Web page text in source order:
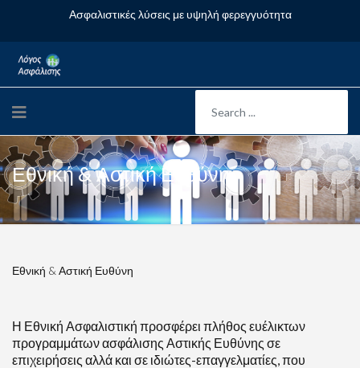
Ασφαλιστικές λύσεις με υψηλή φερεγγυότητα
Εθνική & Αστική Ευθύνη
Εθνική & Αστική Ευθύνη
Η Εθνική Ασφαλιστική προσφέρει πλήθος ευέλικτων
προγραμμάτων ασφάλισης Αστικής Ευθύνης σε
επιχειρήσεις αλλά και σε ιδιώτες-επαγγελματίες, που